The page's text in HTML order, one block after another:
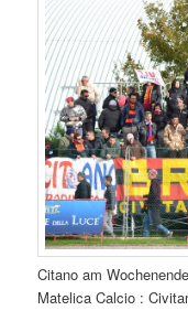
Citano am
Matelica Calcio :